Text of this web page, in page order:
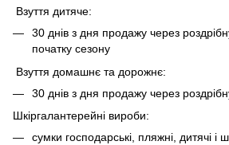
Взуття дитяче:
30 днів з дня продажу через
початку сезону
Взуття домашнє та дорожнє:
30 днів з дня продажу через
Шкіргалантерейні вироби:
сумки господарські, пляжні, дитячі і